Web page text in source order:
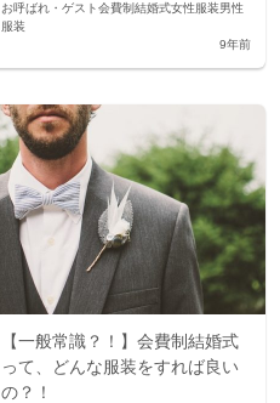
お呼ばれ・ゲスト会費制結婚式女性服装男性
服装
9年前
【一般常識？！】会費制結婚式
って、どんな服装をすれば良い
の？！